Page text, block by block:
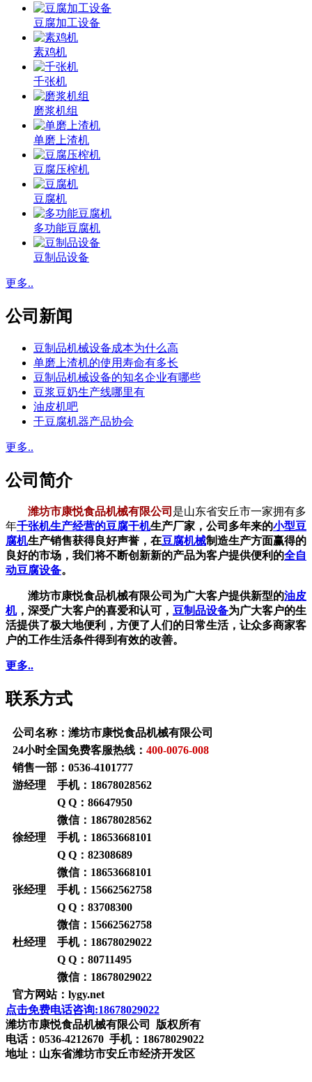
豆腐加工设备
素鸡机
千张机
磨浆机组
单磨上渣机
豆腐压榨机
豆腐机
多功能豆腐机
豆制品设备
更多..
公司新闻
豆制品机械设备成本为什么高
单磨上渣机的使用寿命有多长
豆制品机械设备的知名企业有哪些
豆浆豆奶生产线哪里有
油皮机吧
干豆腐机器产品协会
更多..
公司简介
潍坊市康悦食品机械有限公司 是山东省安丘市一家拥有多
年千张机生产经营的豆腐干机生产厂家，公司多年来的小型豆
腐机生产销售获得良好声誉，在豆腐机械制造生产方面赢得的
良好的市场，我们将不断创新新的产品为客户提供便利的全自
动豆腐设备。
潍坊市康悦食品机械有限公司为广大客户提供新型的油皮
机，深受广大客户的喜爱和认可， 豆制品设备为广大客户的生
活提供了极大地便利，方便了人们的日常生活，让众多商家客
户的工作生活条件得到有效的改善。
更多..
联系方式
公司名称：潍坊市康悦食品机械有限公司
24小时全国免费客服热线： 400-0076-008
销售一部： 0536-4101777
游经理 手机： 18678028562
Q Q： 86647950
微信： 18678028562
徐经理 手机： 18653668101
Q Q： 82308689
微信： 18653668101
张经理 手机： 15662562758
Q Q： 83708300
微信： 15662562758
杜经理 手机： 18678029022
Q Q： 80711495
微信： 18678029022
官方网站： lygy.net
点击免费电话咨询:18678029022
潍坊市康悦食品机械有限公司 版权所有
电话：0536-4212670 手机：18678029022
地址：山东省潍坊市安丘市经济开发区